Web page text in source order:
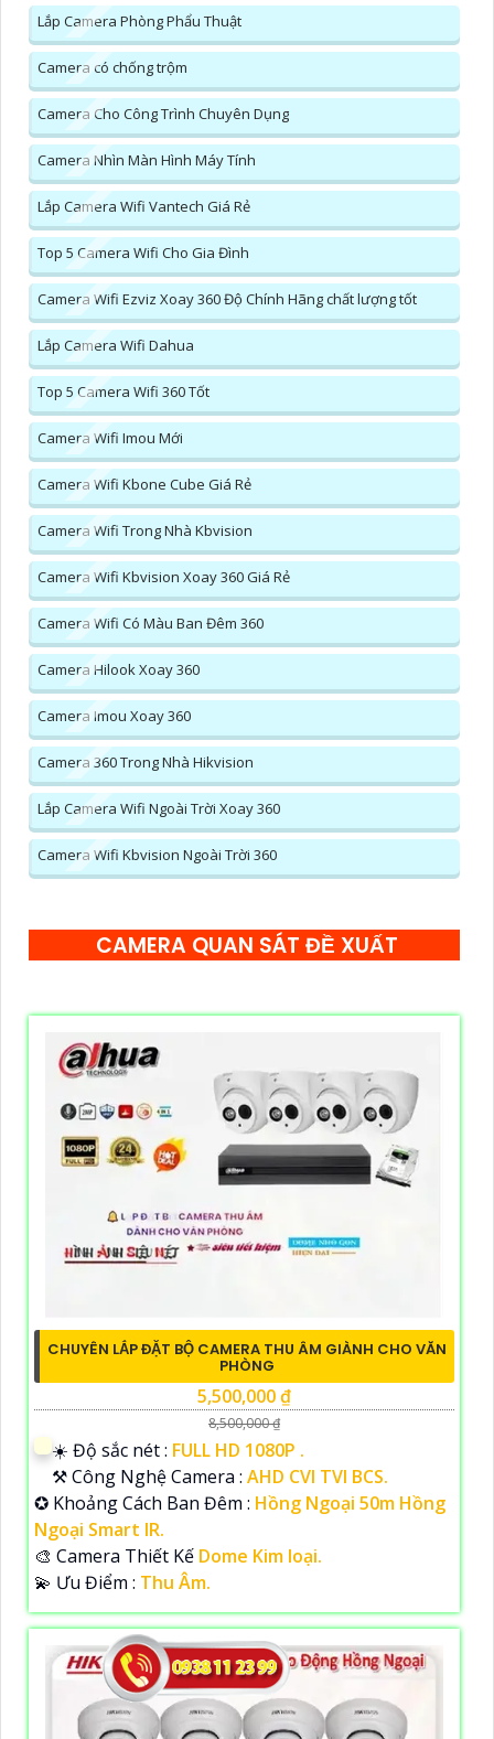
Lắp Camera Phòng Phẩu Thuật
Camera có chống trộm
Camera Cho Công Trình Chuyên Dụng
Camera Nhìn Màn Hình Máy Tính
Lắp Camera Wifi Vantech Giá Rẻ
Top 5 Camera Wifi Cho Gia Đình
Camera Wifi Ezviz Xoay 360 Độ Chính Hãng chất lượng tốt
Lắp Camera Wifi Dahua
Top 5 Camera Wifi 360 Tốt
Camera Wifi Imou Mới
Camera Wifi Kbone Cube Giá Rẻ
Camera Wifi Trong Nhà Kbvision
Camera Wifi Kbvision Xoay 360 Giá Rẻ
Camera Wifi Có Màu Ban Đêm 360
Camera Hilook Xoay 360
Camera Imou Xoay 360
Camera 360 Trong Nhà Hikvision
Lắp Camera Wifi Ngoài Trời Xoay 360
Camera Wifi Kbvision Ngoài Trời 360
CAMERA QUAN SÁT ĐỀ XUẤT
CHUYÊN LẮP ĐẶT BỘ CAMERA THU ÂM GIÀNH CHO VĂN
PHÒNG
5,500,000 ₫
8,500,000 ₫
☀️ Độ sắc nét : FULL HD 1080P .
⚒ Công Nghệ Camera : AHD CVI TVI BCS.
✪ Khoảng Cách Ban Đêm : Hồng Ngoại 50m Hồng
Ngoại Smart IR.
🎨 Camera Thiết Kế Dome Kim loại.
️💫 Ưu Điểm : Thu Âm.